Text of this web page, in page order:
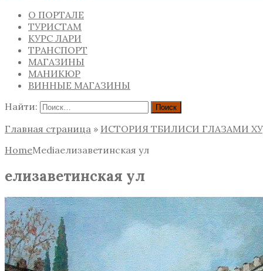
О ПОРТАЛЕ
ТУРИСТАМ
КУРС ЛАРИ
ТРАНСПОРТ
МАГАЗИНЫ
МАНИКЮР
ВИННЫЕ МАГАЗИНЫ
Найти:
Главная страница » ИСТОРИЯ ТБИЛИСИ ГЛАЗАМИ
HomeMediaелизаветинская ул
елизаветинская ул